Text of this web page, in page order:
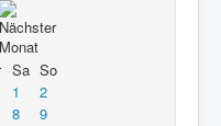
Sa So
1
2
8
9